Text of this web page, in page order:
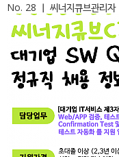
No. 28 ㅣ 씨너지큐브관리자